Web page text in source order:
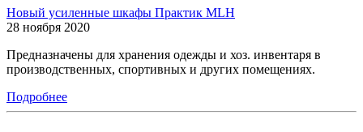
Новый усиленные шкафы Практик MLH
28 ноября 2020
Предназначены для хранения одежды и хоз. инвентаря в
производственных, спортивных и других помещениях.
Подробнее